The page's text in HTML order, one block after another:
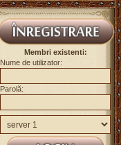
Membri existenti:
Nume de utilizator:
Parolă: